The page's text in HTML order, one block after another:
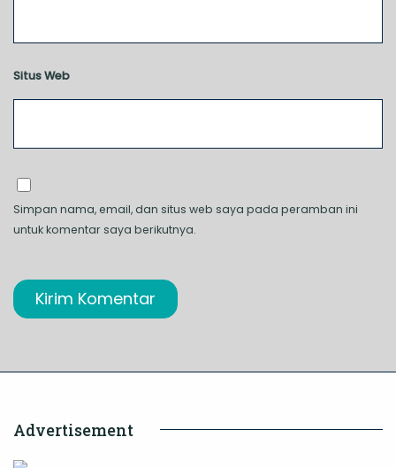
Situs Web
Simpan nama, email, dan situs web saya pada peramban ini
untuk komentar saya berikutnya.
Advertisement